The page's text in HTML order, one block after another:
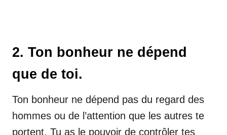
2. Ton bonheur ne dépend
que de toi.
Ton bonheur ne dépend pas du regard des
hommes ou de l’attention que les autres te
portent. Tu as le pouvoir de contrôler tes